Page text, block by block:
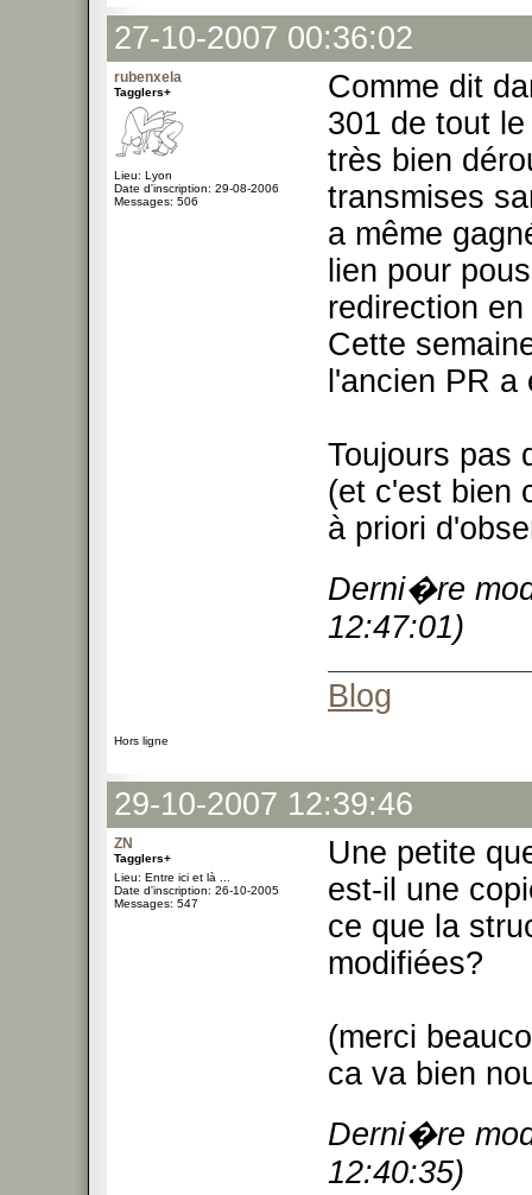
27-10-2007 00:36:02
rubenxela
Tagglers+
Lieu: Lyon
Date d'inscription: 29-08-2006
Messages: 506
Comme dit
301 de tout
très bien
transmises
a même
lien pour
redirection
Cette
l'ancien PR
Toujours pas
(et c'est bien
à priori
Derni�re
12:47:01)
Blog
Hors ligne
29-10-2007 12:39:46
ZN
Tagglers+
Lieu: Entre ici et là ...
Date d'inscription: 26-10-2005
Messages: 547
Une petite
est-il une
ce que la
modifiées?
(merci
ca va bien
Derni�re
12:40:35)